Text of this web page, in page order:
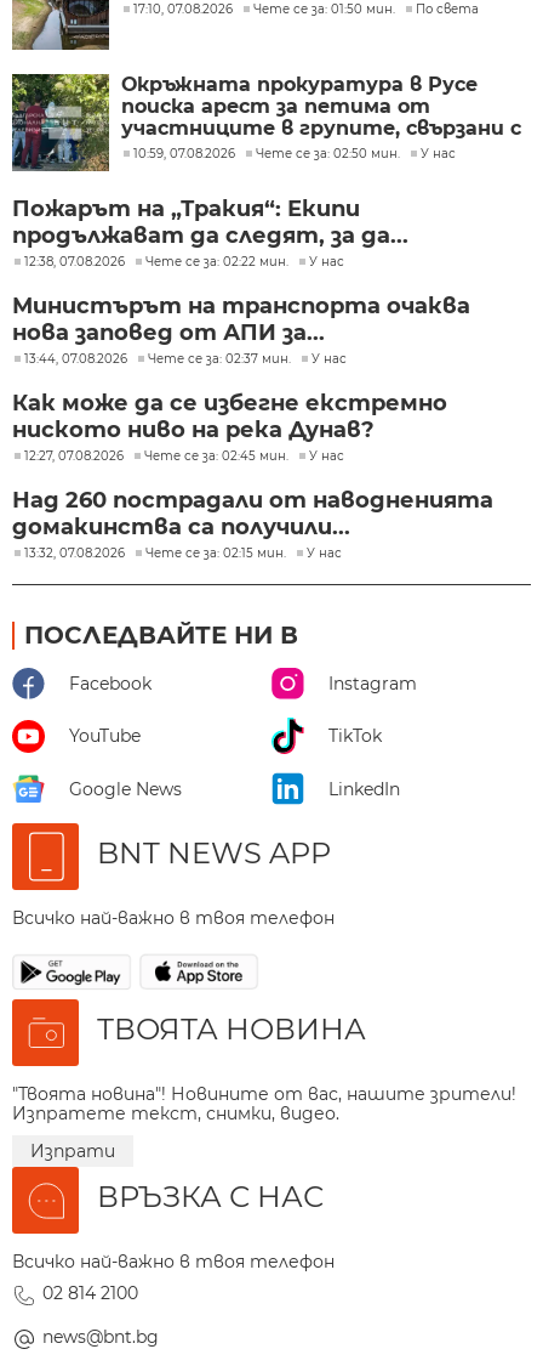
17:10, 07.08.2026 Чете се за: 01:50 мин. По света
Окръжната прокуратура в Русе
поиска арест за петима от
участниците в групите, свързани с
разбитата лаборатория за
10:59, 07.08.2026 Чете се за: 02:50 мин. У нас
Пожарът на „Тракия“: Екипи
продължават да следят, за да...
12:38, 07.08.2026 Чете се за: 02:22 мин. У нас
Министърът на транспорта очаква
нова заповед от АПИ за...
13:44, 07.08.2026 Чете се за: 02:37 мин. У нас
Как може да се избегне екстремно
ниското ниво на река Дунав?
12:27, 07.08.2026 Чете се за: 02:45 мин. У нас
Над 260 пострадали от наводненията
домакинства са получили...
13:32, 07.08.2026 Чете се за: 02:15 мин. У нас
ПОСЛЕДВАЙТЕ НИ В
Facebook Instagram
YouTube TikTok
Google News LinkedIn
BNT NEWS APP
Всичко най-важно в твоя телефон
ТВОЯТА НОВИНА
"Твоята новина"! Новините от вас, нашите зрители!
Изпратете текст, снимки, видео.
Изпрати
ВРЪЗКА С НАС
Всичко най-важно в твоя телефон
02 814 2100
news@bnt.bg